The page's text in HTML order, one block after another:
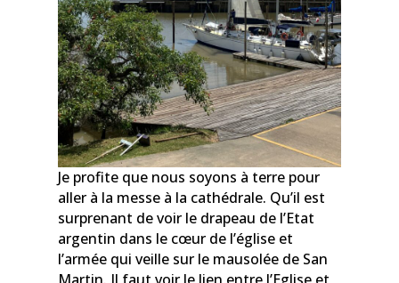
Je profite que nous soyons à terre pour
aller à la messe à la cathédrale. Qu’il est
surprenant de voir le drapeau de l’Etat
argentin dans le cœur de l’église et
l’armée qui veille sur le mausolée de San
Martin. Il faut voir le lien entre l’Eglise et